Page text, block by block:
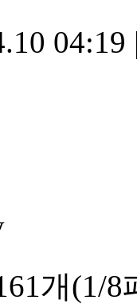
04:19
개(1/8